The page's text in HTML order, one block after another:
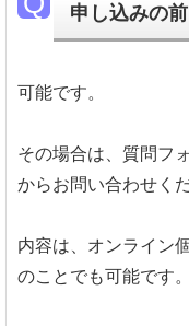
申し込みの
可能です。
その場合は、質問フ
からお問い合わせくだ
内容は、オンライン
のことでも可能です。